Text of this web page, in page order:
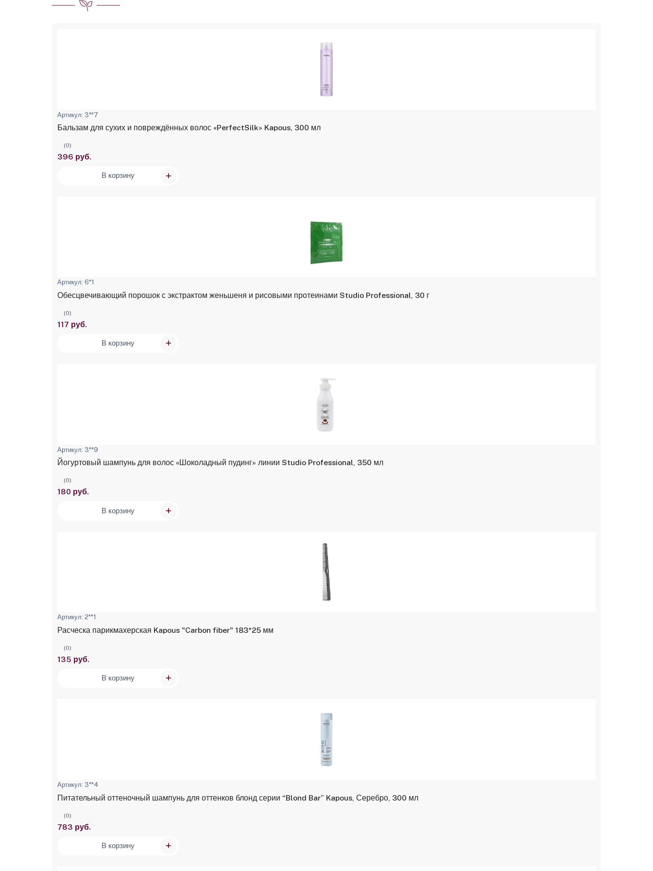
Артикул: 3**7
Бальзам для сухих и повреждённых волос «PerfectSilk» Kapous, 300 мл
(0)
396 руб.
В корзину
Артикул: 6*1
Обесцвечивающий порошок с экстрактом женьшеня и рисовыми протеинами Studio Professional, 30 г
(0)
117 руб.
В корзину
Артикул: 3**9
Йогуртовый шампунь для волос «Шоколадный пудинг» линии Studio Professional, 350 мл
(0)
180 руб.
В корзину
Артикул: 2**1
Расческа парикмахерская Kapous "Carbon fiber" 183*25 мм
(0)
135 руб.
В корзину
Артикул: 3**4
Питательный оттеночный шампунь для оттенков блонд серии “Blond Bar” Kapous, Серебро, 300 мл
(0)
783 руб.
В корзину